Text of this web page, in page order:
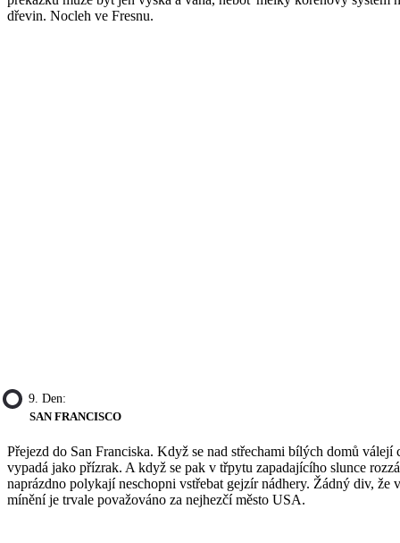
dřevin. Nocleh ve Fresnu.
9. Den:
SAN FRANCISCO
Přejezd do San Franciska. Když se nad střechami bílých domů
vypadá jako přízrak. A když se pak v třpytu zapadajícího slunce
naprázdno polykají neschopni vstřebat gejzír nádhery. Žádný div, že
mínění je trvale považováno za nejhezčí město USA.